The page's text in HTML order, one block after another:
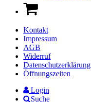
Kontakt
Impressum
AGB
Widerruf
Datenschutzerklärung
Öffnungszeiten
Login
Suche